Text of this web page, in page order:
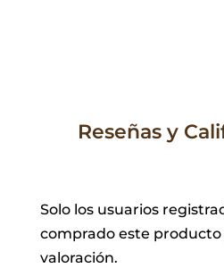
Reseñas y
Solo los usuarios
comprado este
valoración.